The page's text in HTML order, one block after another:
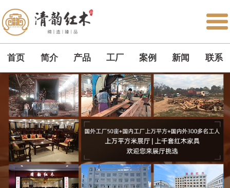
首页 简介 产品 工厂 案例 新闻 联系